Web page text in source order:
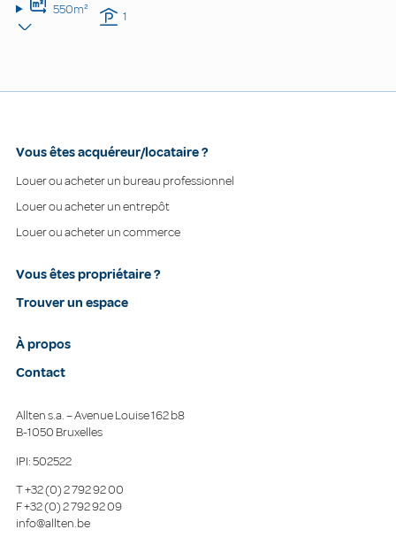
550m² 1
Vous êtes acquéreur/locataire ?
Louer ou acheter un bureau professionnel
Louer ou acheter un entrepôt
Louer ou acheter un commerce
Vous êtes propriétaire ?
Trouver un espace
À propos
Contact
Allten s.a. – Avenue Louise 162 b8
B-1050 Bruxelles
IPI: 502522
T+32 (0) 2 792 92 00
F+32 (0) 2 792 92 09
info@allten.be